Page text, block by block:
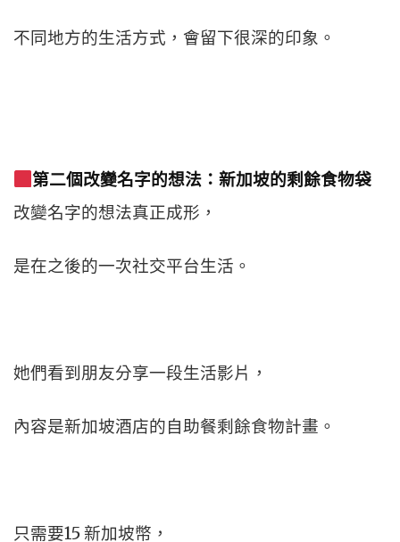
不同地方的生活方式，會留下很深的印象。
第二個改變名字的想法：新加坡的剩餘食物袋
改變名字的想法真正成形，
是在之後的一次社交平台生活。
她們看到朋友分享一段生活影片，
內容是新加坡酒店的自助餐剩餘食物計畫。
只需要15 新加坡幣，